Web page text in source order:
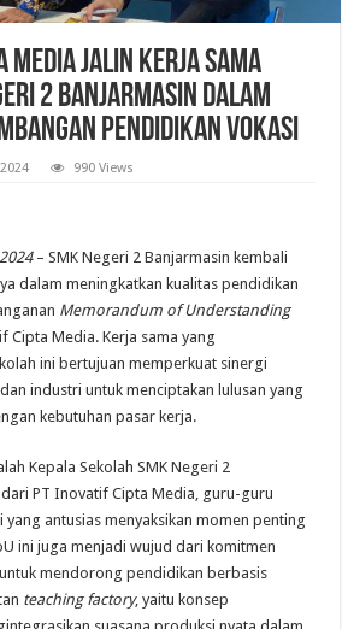
Media Jalin Kerja Sama
2 Banjarmasin dalam
Pendidikan Vokasi
990 Views
– SMK Negeri 2 Banjarmasin kembali
dalam meningkatkan kualitas pendidikan
Memorandum of Understanding
Cipta Media. Kerja sama yang
ini bertujuan memperkuat sinergi
industri untuk menciptakan lulusan yang
kebutuhan pasar kerja.
Kepala Sekolah SMK Negeri 2
PT Inovatif Cipta Media, guru-guru
yang antusias menyaksikan momen penting
ini juga menjadi wujud dari komitmen
mendorong pendidikan berbasis
teaching factory, yaitu konsep